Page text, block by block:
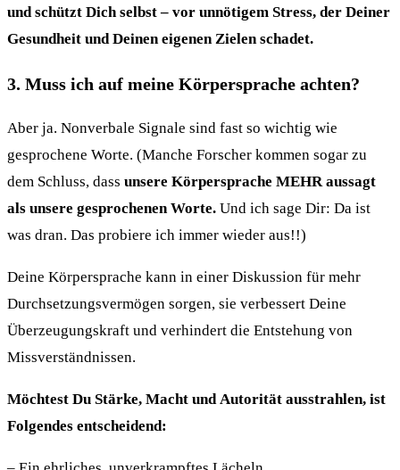
und schützt Dich selbst – vor unnötigem Stress, der Deiner
Gesundheit und Deinen eigenen Zielen schadet.
3. Muss ich auf meine Körpersprache achten?
Aber ja. Nonverbale Signale sind fast so wichtig wie
gesprochene Worte. (Manche Forscher kommen sogar zu
dem Schluss, dass unsere Körpersprache MEHR aussagt
als unsere gesprochenen Worte. Und ich sage Dir: Da ist
was dran. Das probiere ich immer wieder aus!!)
Deine Körpersprache kann in einer Diskussion für mehr
Durchsetzungsvermögen sorgen, sie verbessert Deine
Überzeugungskraft und verhindert die Entstehung von
Missverständnissen.
Möchtest Du Stärke, Macht und Autorität ausstrahlen, ist
Folgendes entscheidend: